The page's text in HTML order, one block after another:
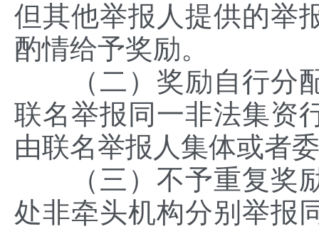
但其他举报人提供的举
酌情给予奖励。
（二）奖励自行分配
联名举报同一非法集资
由联名举报人集体或者
（三）不予重复奖励
处非牵头机构分别举报